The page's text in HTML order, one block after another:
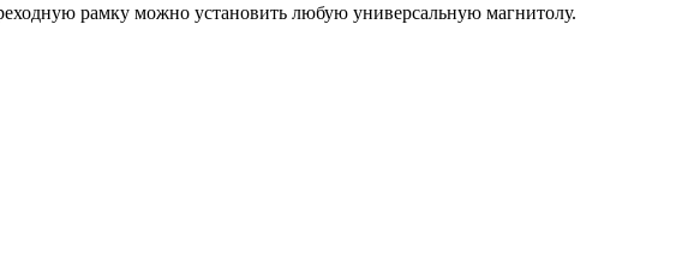
рамку можно установить любую универсальную магнитолу.